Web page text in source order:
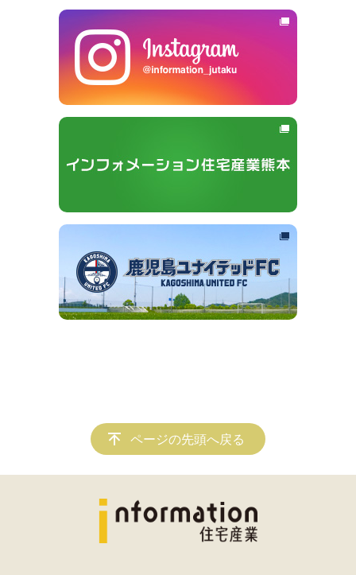
ページの先頭へ戻る